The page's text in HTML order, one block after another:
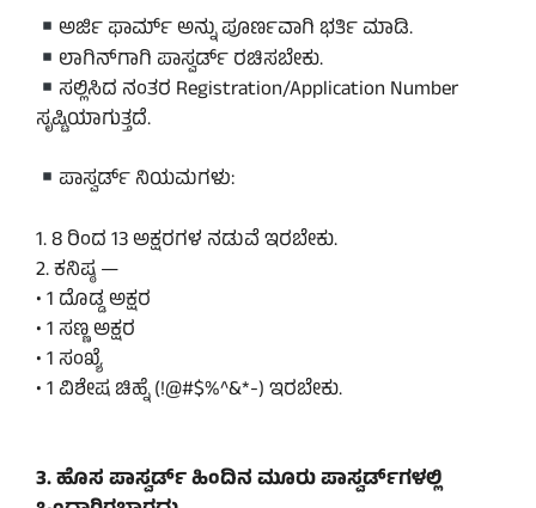
ಅರ್ಜಿ ಫಾರ್ಮ್ ಅನ್ನು ಪೂರ್ಣವಾಗಿ ಭರ್ತಿ ಮಾಡಿ.
ಲಾಗಿನ್‌ಗಾಗಿ ಪಾಸ್ವರ್ಡ್ ರಚಿಸಬೇಕು.
ಸಲ್ಲಿಸಿದ ನಂತರ Registration/Application Number
ಸೃಷ್ಟಿಯಾಗುತ್ತದೆ.
ಪಾಸ್ವರ್ಡ್ ನಿಯಮಗಳು:
1. 8 ರಿಂದ 13 ಅಕ್ಷರಗಳ ನಡುವೆ ಇರಬೇಕು.
2. ಕನಿಷ್ಠ —
• 1 ದೊಡ್ಡ ಅಕ್ಷರ
• 1 ಸಣ್ಣ ಅಕ್ಷರ
• 1 ಸಂಖ್ಯೆ
• 1 ವಿಶೇಷ ಚಿಹ್ನೆ (!@#$%^&*-) ಇರಬೇಕು.
3. ಹೊಸ ಪಾಸ್ವರ್ಡ್ ಹಿಂದಿನ ಮೂರು ಪಾಸ್ವರ್ಡ್‌ಗಳಲ್ಲಿ